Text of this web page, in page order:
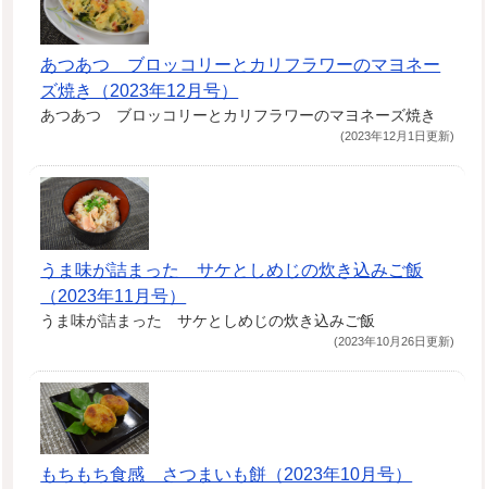
あつあつ ブロッコリーとカリフラワーのマヨネー
ズ焼き（2023年12月号）
あつあつ ブロッコリーとカリフラワーのマヨネーズ焼き
(2023年12月1日更新)
うま味が詰まった サケとしめじの炊き込みご飯
（2023年11月号）
うま味が詰まった サケとしめじの炊き込みご飯
(2023年10月26日更新)
もちもち食感 さつまいも餅（2023年10月号）